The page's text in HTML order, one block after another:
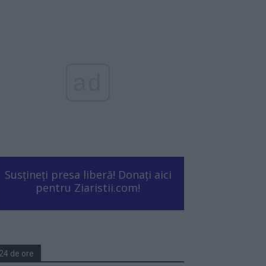
Susțineți presa liberă! Donați aici
pentru Ziaristii.com!
24 de ore